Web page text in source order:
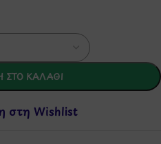
ΣΤΟ ΚΑΛΆΘΙ
στη Wishlist